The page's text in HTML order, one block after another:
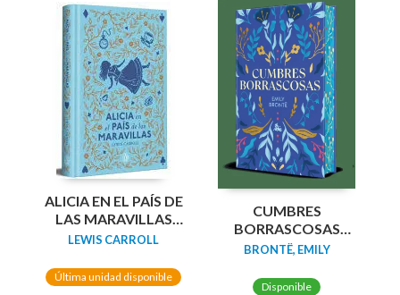
ALICIA EN EL PAÍS DE
LAS MARAVILLAS
(EDICIÓN LIMITADA
PINTADOS)
LEWIS CARROLL
Última unidad disponible
CUMBRES
BORRASCOSAS
(EDICION LIMITADA
TINTADOS)
BRONTË, EMILY
Disponible